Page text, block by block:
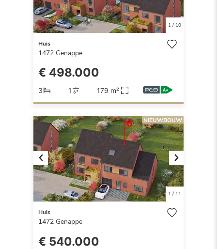
1/ 10
Huis
1472 Genappe
€ 498.000
3 1 179 m²
Previous Next
1/ 11
NIEUWBOUW
Huis
1472 Genappe
€ 540.000